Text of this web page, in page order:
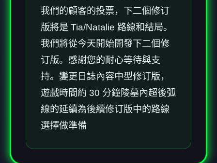
我們的顧客的投票，下二個修订
版將是 Tia/Natalie 路線和結局。
我們將從今天開始開發下二個修
订版。感謝您的耐心等待與支
持。變更日誌內容中型修订版，
遊戲時間約 30 分鐘陵墓內超後弧
線的延續為後續修订版中的路線
選擇做準備